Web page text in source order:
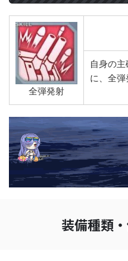
全弾発射
自身の
に、全
装備種類